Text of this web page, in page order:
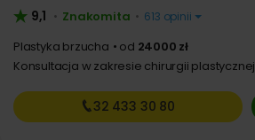
9,1 • Znakomita • 613 opinii
Plastyka brzucha od 24000 zł
Konsultacja w zakresie chirurgii plastycznej
32 433 30 80